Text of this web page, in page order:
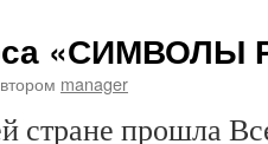
manager
стране прошла